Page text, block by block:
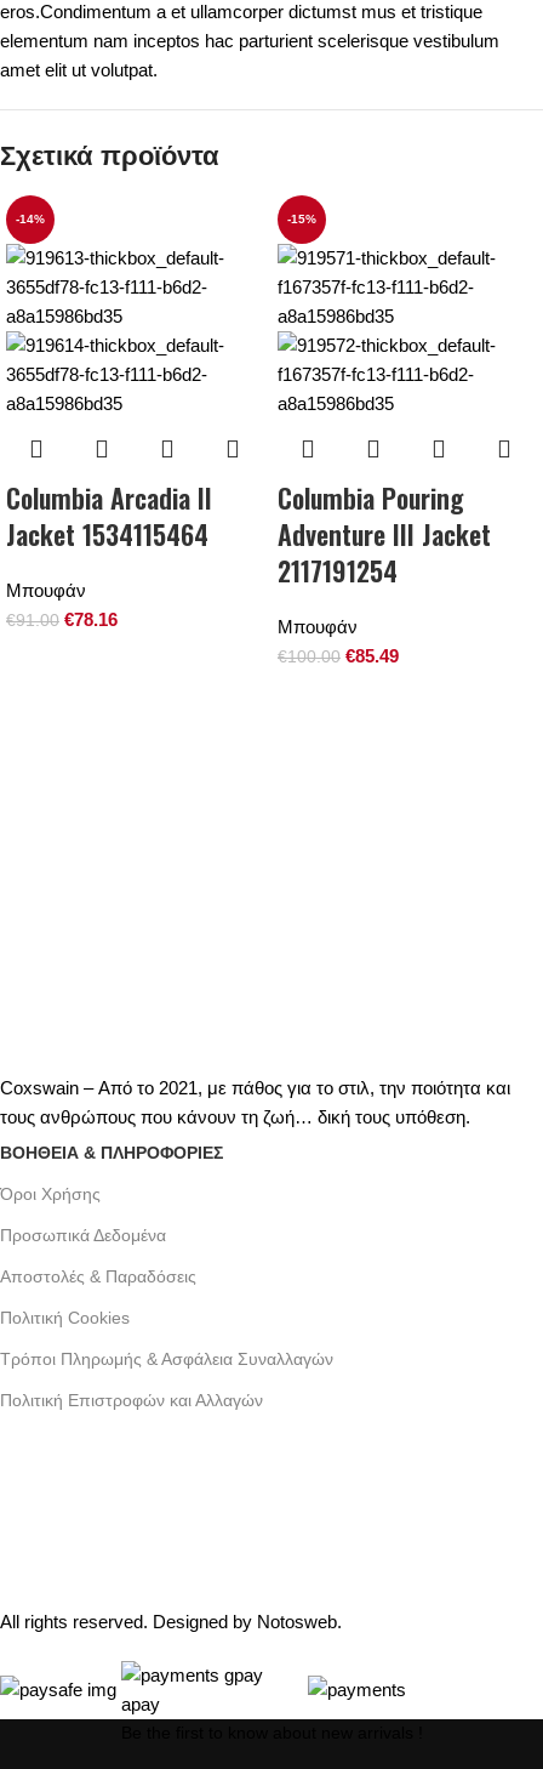
eros.Condimentum a et ullamcorper dictumst mus et tristique
elementum nam inceptos hac parturient scelerisque vestibulum
amet elit ut volutpat.
Σχετικά προϊόντα
-14%
Columbia Arcadia II
Jacket 1534115464
Μπουφάν
€91.00 €78.16
-15%
Columbia Pouring
Adventure III Jacket
2117191254
Μπουφάν
€100.00 €85.49
Coxswain – Από το 2021, με πάθος για το στιλ, την ποιότητα και
τους ανθρώπους που κάνουν τη ζωή… δική τους υπόθεση.
ΒΟΗΘΕΙΑ & ΠΛΗΡΟΦΟΡΙΕΣ
Όροι Xρήσης
Προσωπικά Δεδομένα
Αποστολές & Παραδόσεις
Πολιτική Cookies
Τρόποι Πληρωμής & Ασφάλεια Συναλλαγών
Πολιτική Επιστροφών και Αλλαγών
All rights reserved. Designed by Notosweb.